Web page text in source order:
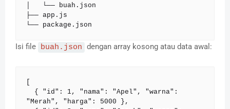
│   └── buah.json
├── app.js
└── package.json
Isi file buah.json dengan array kosong atau data awal:
[
"Merah", "harga": 5000 },